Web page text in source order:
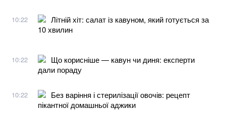
10:22
Літній хіт: салат із кавуном, який готується за
10 хвилин
10:22
Що корисніше — кавун чи диня: експерти
дали пораду
10:22
Без варіння і стерилізації овочів: рецепт
пікантної домашньої аджики